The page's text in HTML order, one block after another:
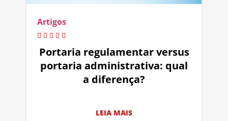
Artigos
Portaria regulamentar versus
portaria administrativa: qual
a diferença?
LEIA MAIS